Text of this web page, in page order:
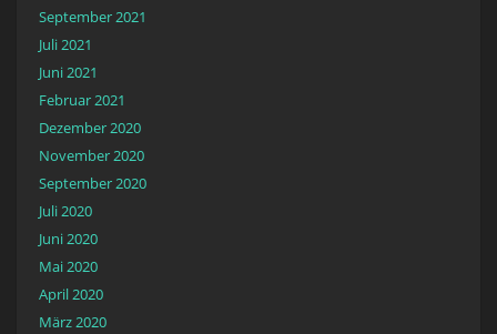
September 2021
Juli 2021
Juni 2021
Februar 2021
Dezember 2020
November 2020
September 2020
Juli 2020
Juni 2020
Mai 2020
April 2020
März 2020